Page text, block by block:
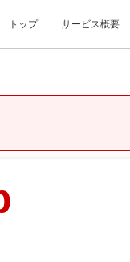
トップ サービス概要